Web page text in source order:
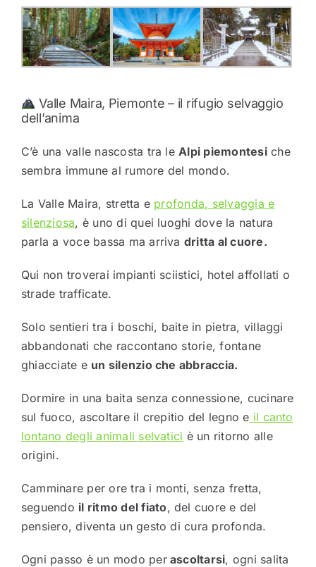
Valle Maira, Piemonte – il rifugio selvaggio
dell’anima
C’è una valle nascosta tra le Alpi piemontesiche
sembra immune al rumore del mondo.
La Valle Maira, stretta e profonda, selvaggia e
silenziosa, è uno di quei luoghi dove la natura
parla a voce bassa ma arriva dritta al cuore.
Qui non troverai impianti sciistici, hotel affollati o
strade trafficate.
Solo sentieri tra i boschi, baite in pietra, villaggi
abbandonati che raccontano storie, fontane
ghiacciate e un silenzio che abbraccia.
Dormire in una baita senza connessione, cucinare
sul fuoco, ascoltare il crepitio del legno e il canto
lontano degli animali selvatici è un ritorno alle
origini.
Camminare per ore tra i monti, senza fretta,
seguendo il ritmo del fiato, del cuore e del
pensiero, diventa un gesto di cura profonda.
Ogni passo è un modo perascoltarsi, ogni salita